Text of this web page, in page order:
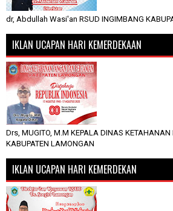
dr, Abdullah Wasi'an RSUD INGIMBANG
IKLAN UCAPAN HARI KEMERDEKAAN
Drs, MUGITO, M.M KEPALA DINAS KETAHANAN
KABUPATEN LAMONGAN
IKLAN UCAPAN HARI KEMERDEKAN